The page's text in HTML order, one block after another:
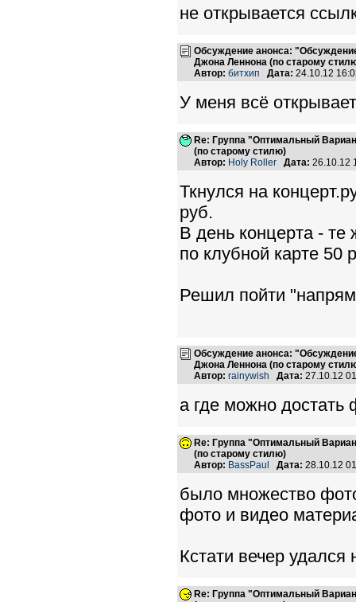
не открывается
Обсуждение анонса:
Джона Леннона (по старому
Автор: битхип Дата: 24.10.12
У меня всё
Re: Группа "Оптимальный
(по старому стилю)
Автор: Holy Roller Дата:
Ткнулся на
руб.
В день концерта -
по клубной карте 50
Решил пойти
Обсуждение анонса:
Джона Леннона (по старому
Автор: rainywish Дата: 27.10.12
а где можно достать
Re: Группа "Оптимальный
(по старому стилю)
Автор: BassPaul Дата: 28.10.12
было множество
фото и видео
Кстати вечер
Re: Группа "Оптимальный